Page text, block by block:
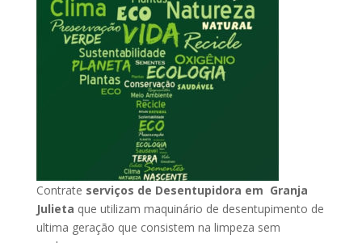
Contrate serviços de Desentupidora em Granja
Julieta que utilizam maquinário de desentupimento de
ultima geração que consistem na limpeza sem